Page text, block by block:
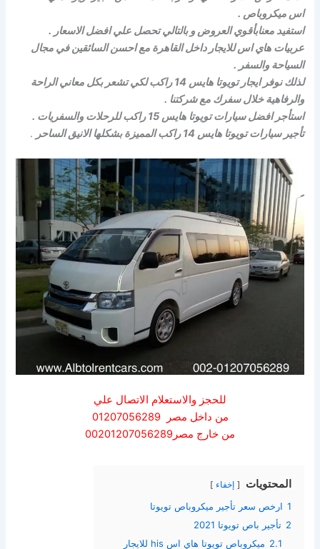
اس ميكروباص .
استفيد معنابأقوي العروض و بالتالي تحصل علي افضل الاسعار .
عربيات هاي اس للايجار داخل القاهرة مع احسن السائقين في مجال
السياحة والسفر .
لذلك نوفر ايجار تويوتا هايس 14 راكب لكي تشعر بكل معاني الراحة
والرفاهية خلال سفرك مع شركتنا .
استأجر افضل سيارات تويوتا هايس 15 راكب للرحلات والسفريات .
تأجير سيارات تويوتا هايس 14 راكب المميزة بشكلها الانيق الساحر
.
للحجز والاستعلام الاتصال علي
من داخل مصر 01207056289
من خارج مصر00201207056289
المحتويات إخفاء
1 ارخص سعر تأجير ميكروباص تويوتا
2 تأجير باص تويوتا 2021
2.1 ميكروباص تويوتا هاي اس his للايجار